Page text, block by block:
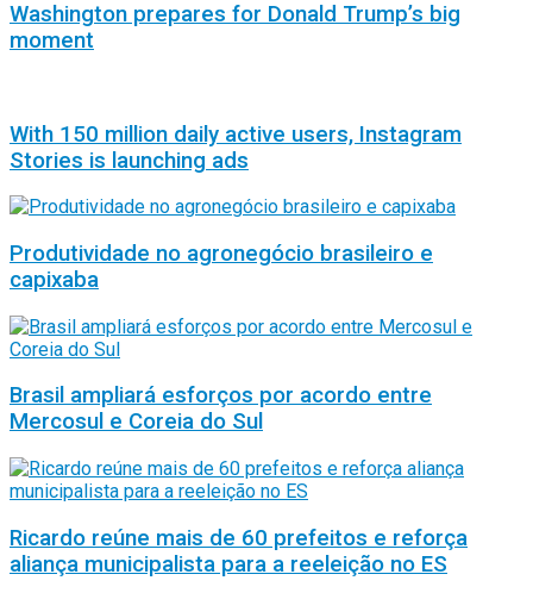
Washington prepares for Donald Trump’s big
moment
With 150 million daily active users, Instagram
Stories is launching ads
Produtividade no agronegócio brasileiro e
capixaba
Brasil ampliará esforços por acordo entre
Mercosul e Coreia do Sul
Ricardo reúne mais de 60 prefeitos e reforça
aliança municipalista para a reeleição no ES